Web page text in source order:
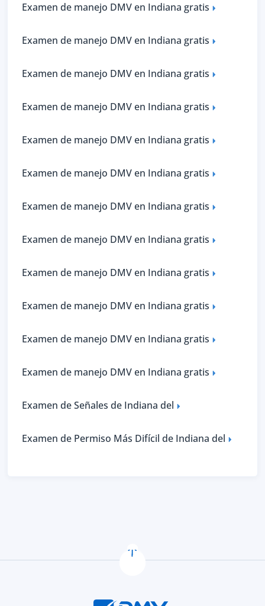
Examen de manejo DMV en Indiana gratis
Examen de manejo DMV en Indiana gratis
Examen de manejo DMV en Indiana gratis
Examen de manejo DMV en Indiana gratis
Examen de manejo DMV en Indiana gratis
Examen de manejo DMV en Indiana gratis
Examen de manejo DMV en Indiana gratis
Examen de manejo DMV en Indiana gratis
Examen de manejo DMV en Indiana gratis
Examen de manejo DMV en Indiana gratis
Examen de manejo DMV en Indiana gratis
Examen de manejo DMV en Indiana gratis
Examen de Señales de Indiana del
Examen de Permiso Más Difícil de Indiana del